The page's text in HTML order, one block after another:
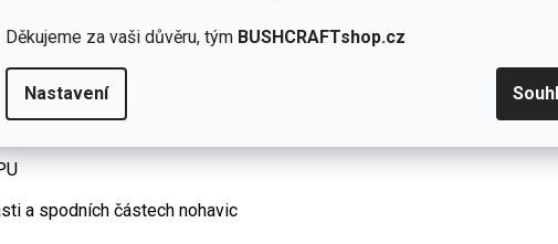
Děkujeme za vaši důvěru, tým BUSHCRAFTshop.cz
Nastavení
zipy a dvě otevřené kapsy poskytují dostatek úložného prostoru.
a spodní části nohavic s nastavitelnými druky pro perfektní fit.
a spodních částech nohavic